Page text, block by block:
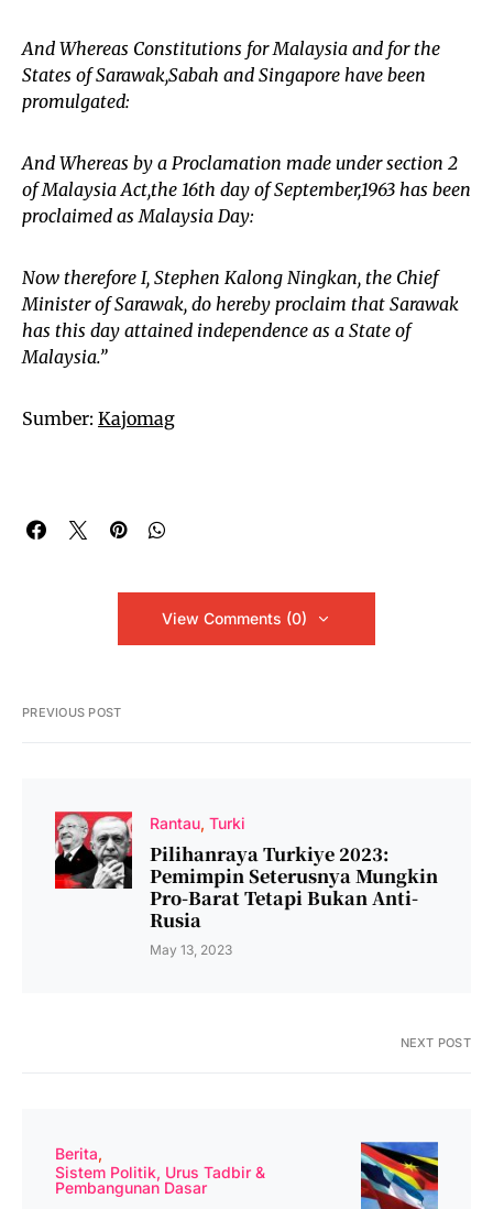
And Whereas Constitutions for Malaysia and for the
States of Sarawak,Sabah and Singapore have been
promulgated:
And Whereas by a Proclamation made under section 2
of Malaysia Act,the 16th day of September,1963 has been
proclaimed as Malaysia Day:
Now therefore I, Stephen Kalong Ningkan, the Chief
Minister of Sarawak, do hereby proclaim that Sarawak
has this day attained independence as a State of
Malaysia.”
Sumber: Kajomag
View Comments (0)
PREVIOUS POST
Rantau Turki
Pilihanraya Turkiye 2023:
Pemimpin Seterusnya Mungkin
Pro-Barat Tetapi Bukan Anti-
Rusia
May 13, 2023
NEXT POST
Berita
Sistem Politik, Urus Tadbir &
Pembangunan Dasar